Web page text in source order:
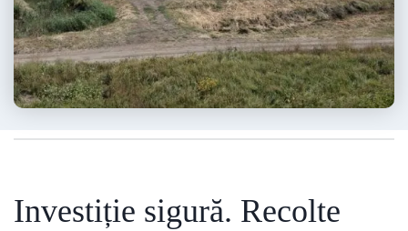
Investiție sigură. Recolte